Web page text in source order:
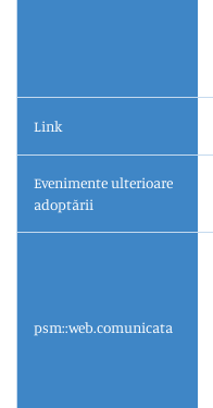
Link
Evenimente ulterioare
adoptării
psm::web.comunicata